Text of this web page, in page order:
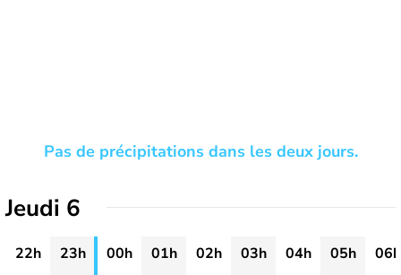
Pas de précipitations dans les deux jours.
Jeudi 6
22h 23h 00h 01h 02h 03h 04h 05h
06h